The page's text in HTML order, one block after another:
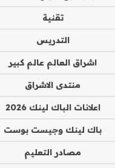
تقنية
التدريس
اشراق العالم عالم كبير
منتدى الاشراق
اعلانات الباك لينك 2026
باك لينك وجيست بوست
مصادر التعليم